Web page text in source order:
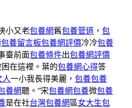
小又老包養網舊包養管道 ， 包
包養留言板包養網評價冷冷包養
臺前面包養條件出包養網評價
在這裡。葉的包養網心得答
人一小我長得美麗， 包養包養
養網聽。”宋包養網包養微包養
是在社台灣包養網區女大生包